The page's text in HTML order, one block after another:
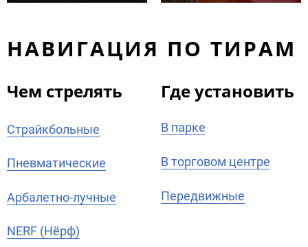
НАВИГАЦИЯ ПО ТИРАМ
Чем стрелять
Страйкбольные
Пневматические
Арбалетно-лучные
NERF (Нёрф)
Где установить
В парке
В торговом центре
Передвижные